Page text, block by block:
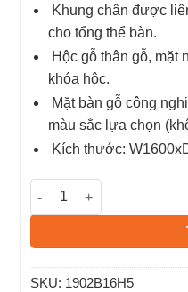
Khung chân được
cho tổng thể bàn.
Hộc gỗ thân gỗ, mặt
khóa hộc.
Mặt bàn gỗ công
màu sắc lựa chọn
Kích thước:
Bàn làm việc hộc liền
SKU: 1902B16H5